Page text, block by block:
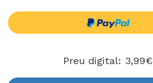
Preu digital: 3,99€